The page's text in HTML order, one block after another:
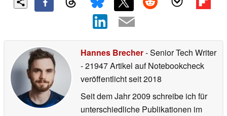
Hannes Brecher- Senior Tech Writer
- 21947 Artikel auf Notebookcheck
veröffentlichtseit 2018
Seit dem Jahr 2009 schreibe ich für
unterschiedliche Publikationen im